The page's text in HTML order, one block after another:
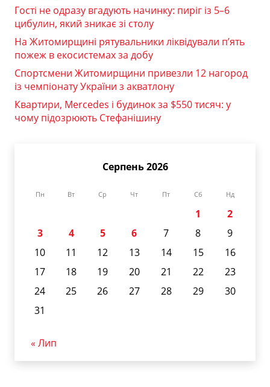
Гості не одразу вгадують начинку: пиріг із 5–6
цибулин, який зникає зі столу
На Житомирщині рятувальники ліквідували п’ять
пожеж в екосистемах за добу
Спортсмени Житомирщини привезли 12 нагород
із чемпіонату України з акватлону
Квартири, Mercedes і будинок за $550 тисяч: у
чому підозрюють Стефанішину
Серпень 2026
Пн Вт Ср Чт Пт Сб Нд
1
2
3
4 5 6 7 8
9
10
11 12 13 14 15
16
17
18 19 20 21 22
23
24
25 26 27 28 29
30
31
« Лип